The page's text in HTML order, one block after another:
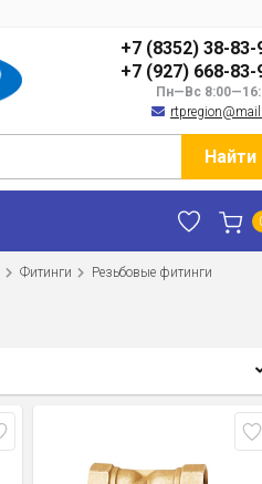
+7 (8352) 38-83-
+7 (927) 668-83-
Пн—Вс
Найти
Фитинги Резьбовые фитинги